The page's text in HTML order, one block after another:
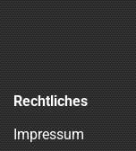
Rechtliches
Impressum